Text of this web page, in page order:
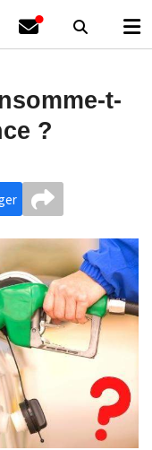
t-
?